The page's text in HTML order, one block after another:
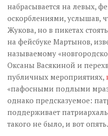
набрасывается на левых,
оскорблениями, услышав,
Жукова, но в пикетах
на фейсбуке Мартынов,
называемому
Оксаны Васякиной и
публичных мероприятиях,
«пафосными подлыми
однако предсказуемое:
поддерживает
такого не было, и вот опять.